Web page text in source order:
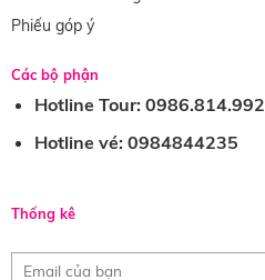
Phiếu góp ý
Các bộ phận
Hotline Tour: 0986.814.992
Hotline vé: 0984844235
Thống kê